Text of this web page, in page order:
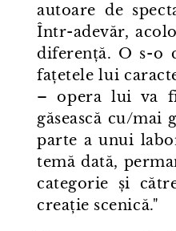
autoare de
Într⁠-⁠adevăr,
diferență. O s⁠-⁠o
fațetele lui
– opera lui va fi
găsească cu/
parte a unui
temă dată,
categorie și
creație scenică."